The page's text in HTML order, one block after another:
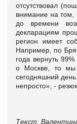
отсутствовал
внимание на том,
до времени
декларациям
регион имеет
Например, по
года вернуть
о Москве, то мы
сегодняшний
непросто», -
Текст: